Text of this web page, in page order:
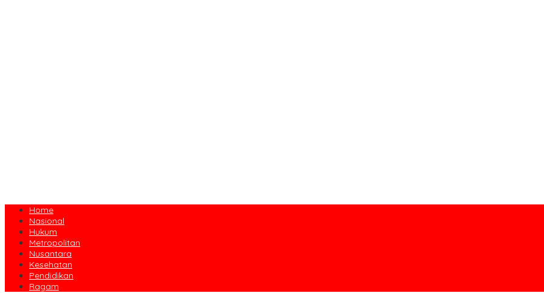
Home
Nasional
Hukum
Metropolitan
Nusantara
Kesehatan
Pendidikan
Ragam